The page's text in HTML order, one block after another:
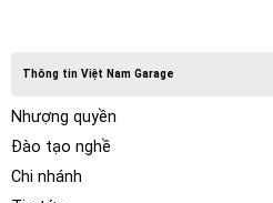
Thông tin Việt Nam Garage
Nhượng quyền
Đào tạo nghề
Chi nhánh